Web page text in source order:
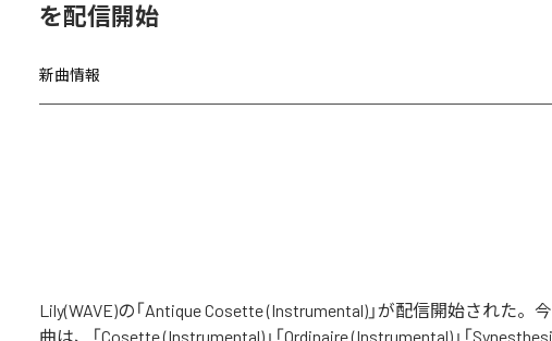
を配信開始
新曲情報
Lily(WAVE)の「Antique Cosette (Instrumental)」が配信開始された
曲は、「Cosette (Instrumental)」「Ordinaire (Instrumental)」「